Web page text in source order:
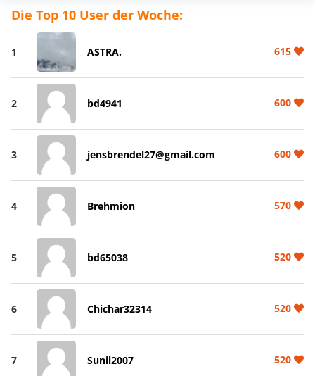
Die Top 10 User der Woche:
1 ASTRA. 615
2 bd4941 600
3 jensbrendel27@gmail.com 600
4 Brehmion 570
5 bd65038 520
6 Chichar32314 520
7 Sunil2007 520